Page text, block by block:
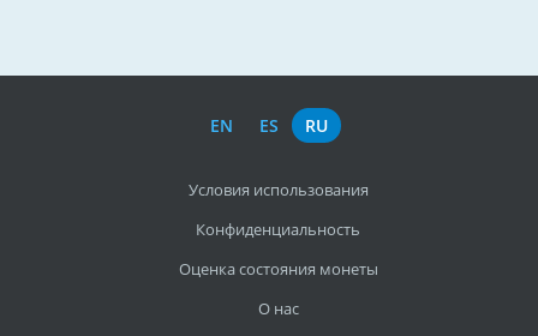
EN ES RU
Условия использования
Конфиденциальность
Оценка состояния монеты
О нас